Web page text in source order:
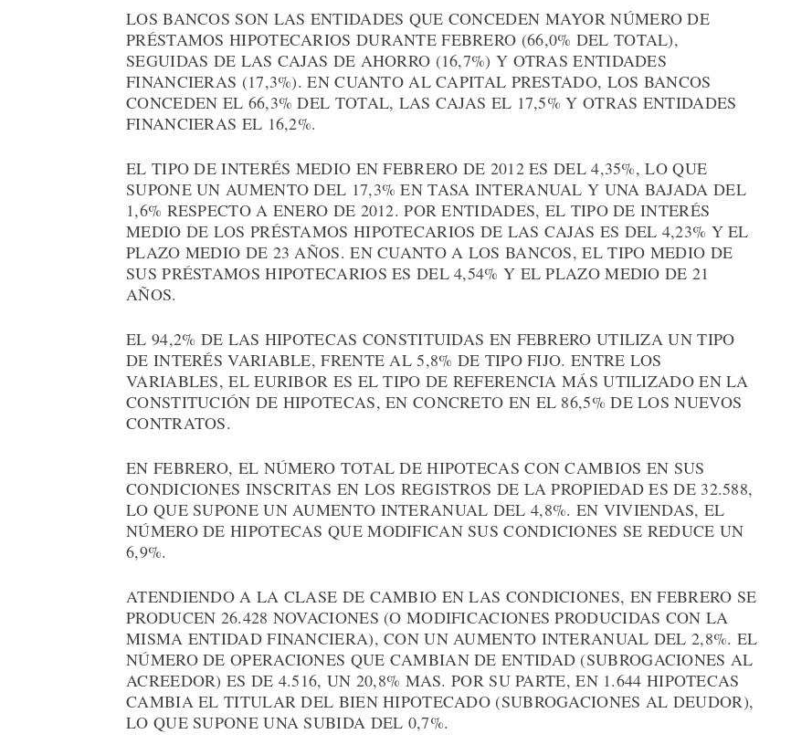
LOS BANCOS SON LAS ENTIDADES QUE CONCEDEN MAYOR NÚMERO DE
PRÉSTAMOS HIPOTECARIOS DURANTE FEBRERO (66,0% DEL TOTAL),
SEGUIDAS DE LAS CAJAS DE AHORRO (16,7%) Y OTRAS ENTIDADES
FINANCIERAS (17,3%). EN CUANTO AL CAPITAL PRESTADO, LOS BANCOS
CONCEDEN EL 66,3% DEL TOTAL, LAS CAJAS EL 17,5% Y OTRAS ENTIDADES
FINANCIERAS EL 16,2%.
EL TIPO DE INTERÉS MEDIO EN FEBRERO DE 2012 ES DEL 4,35%, LO QUE
SUPONE UN AUMENTO DEL 17,3% EN TASA INTERANUAL Y UNA BAJADA DEL
1,6% RESPECTO A ENERO DE 2012. POR ENTIDADES, EL TIPO DE INTERÉS
MEDIO DE LOS PRÉSTAMOS HIPOTECARIOS DE LAS CAJAS ES DEL 4,23% Y EL
PLAZO MEDIO DE 23 AÑOS. EN CUANTO A LOS BANCOS, EL TIPO MEDIO DE
SUS PRÉSTAMOS HIPOTECARIOS ES DEL 4,54% Y EL PLAZO MEDIO DE 21
AÑOS.
EL 94,2% DE LAS HIPOTECAS CONSTITUIDAS EN FEBRERO UTILIZA UN TIPO
DE INTERÉS VARIABLE, FRENTE AL 5,8% DE TIPO FIJO. ENTRE LOS
VARIABLES, EL EURIBOR ES EL TIPO DE REFERENCIA MÁS UTILIZADO EN LA
CONSTITUCIÓN DE HIPOTECAS, EN CONCRETO EN EL 86,5% DE LOS NUEVOS
CONTRATOS.
EN FEBRERO, EL NÚMERO TOTAL DE HIPOTECAS CON CAMBIOS EN SUS
CONDICIONES INSCRITAS EN LOS REGISTROS DE LA PROPIEDAD ES DE 32.588,
LO QUE SUPONE UN AUMENTO INTERANUAL DEL 4,8%. EN VIVIENDAS, EL
NÚMERO DE HIPOTECAS QUE MODIFICAN SUS CONDICIONES SE REDUCE UN
6,9%.
ATENDIENDO A LA CLASE DE CAMBIO EN LAS CONDICIONES, EN FEBRERO SE
PRODUCEN 26.428 NOVACIONES (O MODIFICACIONES PRODUCIDAS CON LA
MISMA ENTIDAD FINANCIERA), CON UN AUMENTO INTERANUAL DEL 2,8%. EL
NÚMERO DE OPERACIONES QUE CAMBIAN DE ENTIDAD (SUBROGACIONES AL
ACREEDOR) ES DE 4.516, UN 20,8% MAS. POR SU PARTE, EN 1.644 HIPOTECAS
CAMBIA EL TITULAR DEL BIEN HIPOTECADO (SUBROGACIONES AL DEUDOR),
LO QUE SUPONE UNA SUBIDA DEL 0,7%.